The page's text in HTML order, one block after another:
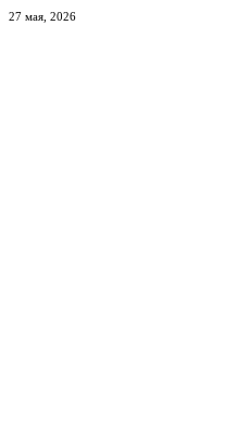
27 мая, 2026